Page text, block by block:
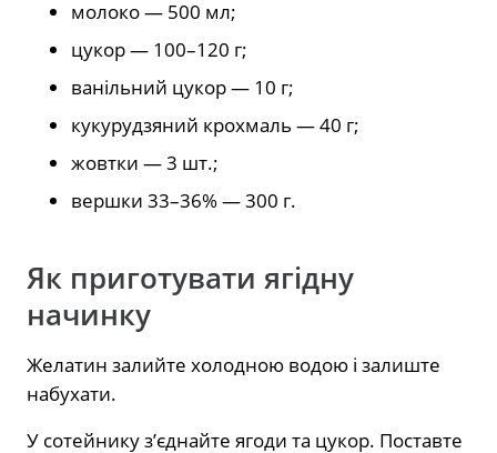
молоко — 500 мл;
цукор — 100–120 г;
ванільний цукор — 10 г;
кукурудзяний крохмаль — 40 г;
жовтки — 3 шт.;
вершки 33–36% — 300 г.
Як приготувати ягідну
начинку
Желатин залийте холодною водою і залиште
набухати.
У сотейнику з’єднайте ягоди та цукор. Поставте